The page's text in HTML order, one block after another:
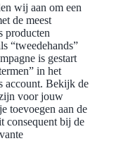
wij aan om een
de meest
producten
“tweedehands”
is gestart
in het
account. Bekijk de
voor jouw
toevoegen aan de
consequent bij de